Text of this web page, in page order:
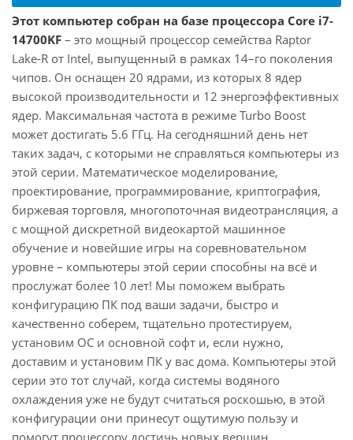
Этот компьютер собран на базе процессора Core i7-
14700KF – это мощный процессор семейства Raptor
Lake-R от Intel, выпущенный в рамках 14–го поколения
чипов. Он оснащен 20 ядрами, из которых 8 ядер
высокой производительности и 12 энергоэффективных
ядер. Максимальная частота в режиме Turbo Boost
может достигать 5.6 ГГц. На сегодняшний день нет
таких задач, с которыми не справляться компьютеры из
этой серии. Математическое моделирование,
проектирование, программирование, криптография,
биржевая торговля, многопоточная видеотрансляция, а
с мощной дискретной видеокартой машинное
обучение и новейшие игры на соревновательном
уровне – компьютеры этой серии способны на всё и
прослужат более 10 лет! Мы поможем выбрать
конфигурацию ПК под ваши задачи, быстро и
качественно соберем, тщательно протестируем,
установим ОС и основной софт и, если нужно,
доставим и установим ПК у вас дома. Компьютеры этой
серии это тот случай, когда системы водяного
охлаждения уже не будут считаться роскошью, в этой
конфигурации они принесут ощутимую пользу и
помогут процессору достичь новых вершин